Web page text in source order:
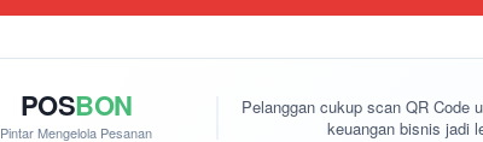
POSBON
Pintar Mengelola Pesanan
Pelanggan cukupscan QR Code
keuangan bisnis jadi